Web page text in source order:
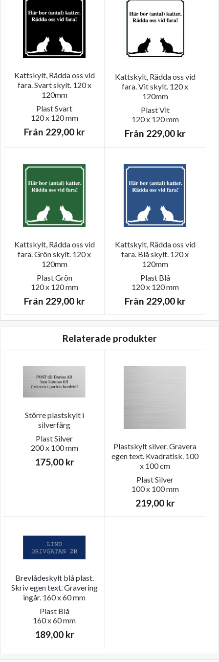
Kattskylt, Rädda oss vid
fara. Svart skylt. 120 x
120mm
PlastSvart
120 x 120 mm
Från 229,00 kr
Kattskylt, Rädda oss vid
fara. Vit skylt. 120 x
120mm
PlastVit
120 x 120 mm
Från 229,00 kr
Kattskylt, Rädda oss vid
fara. Grön skylt. 120 x
120mm
PlastGrön
120 x 120 mm
Från 229,00 kr
Kattskylt, Rädda oss vid
fara. Blå skylt. 120 x
120mm
Plast Blå
120 x 120 mm
Från 229,00 kr
Relaterade produkter
Större plastskylt i
silverfärg
PlastSilver
200 x 100 mm
175,00 kr
Plastskylt silver. Gravera
egen text. Kvadratisk. 100
x 100 cm
PlastSilver
100 x 100 mm
219,00 kr
Brevlådeskylt blå plast.
Skriv egen text. Gravering
ingår. 160 x 60 mm
Plast Blå
160 x 60 mm
189,00 kr